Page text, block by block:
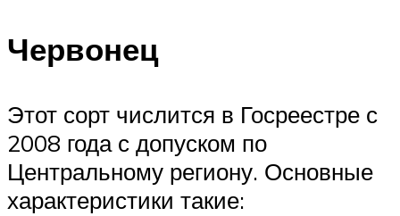
Червонец
Этот сорт числится в Госреестре с
2008 года с допуском по
Центральному региону. Основные
характеристики такие: